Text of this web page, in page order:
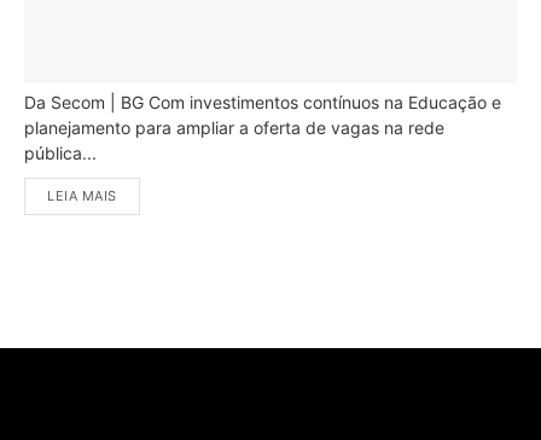
Da Secom | BG Com investimentos contínuos na Educação e
planejamento para ampliar a oferta de vagas na rede
pública...
LEIA MAIS